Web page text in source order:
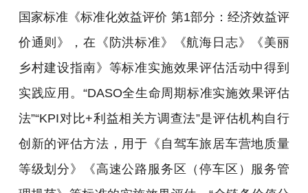
国家标准《标准化效益评价 第1部分：经济效益评
价通则》，在《防洪标准》《航海日志》《美丽
乡村建设指南》等标准实施效果评估活动中得到
实践应用。“DASO全生命周期标准实施效果评估
法”“KPI对比+利益相关方调查法”是评估机构自行
创新的评估方法，用于《自驾车旅居车营地质量
等级划分》《高速公路服务区（停车区）服务管